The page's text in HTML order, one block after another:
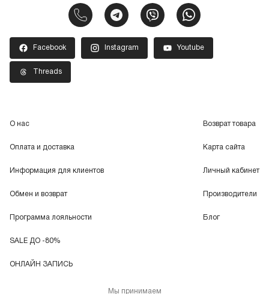
Facebook Instagram Youtube
Threads
О нас
Оплата и доставка
Информация для клиентов
Обмен и возврат
Программа лояльности
SALE ДО -80%
ОНЛАЙН ЗАПИСЬ
Возврат товара
Карта сайта
Личный кабинет
Производители
Блог
Мы принимаем